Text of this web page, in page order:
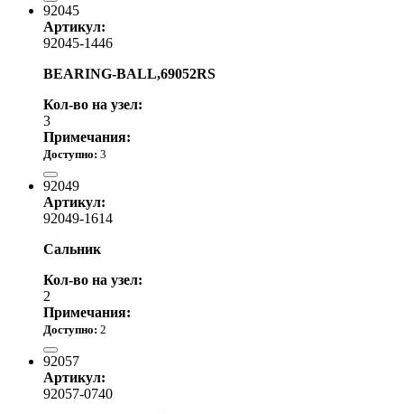
92045
Артикул:
92045-1446
BEARING-BALL,69052RS
Кол-во на узел:
3
Примечания:
Доступно: 3
92049
Артикул:
92049-1614
Сальник
Кол-во на узел:
2
Примечания:
Доступно: 2
92057
Артикул:
92057-0740